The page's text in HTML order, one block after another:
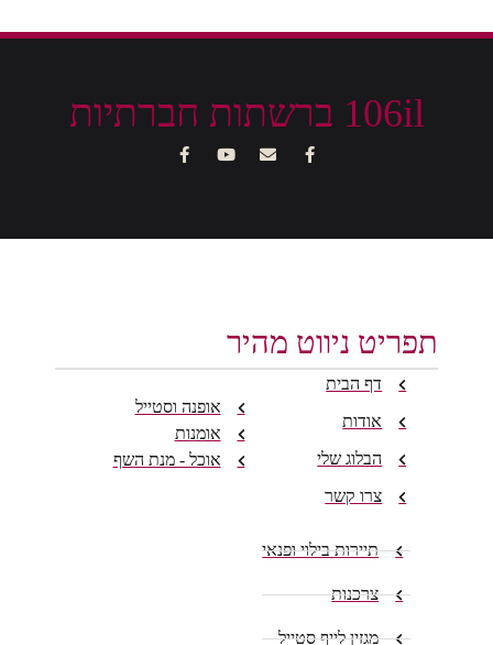
106il ברשתות חברתיות
תפריט ניווט מהיר
דף הבית
אודות
הבלוג שלי
צרו קשר
אופנה וסטייל
אומנות
אוכל - מנת השף
תיירות בילוי ופנאי
צרכנות
מגזין לייף סטייל